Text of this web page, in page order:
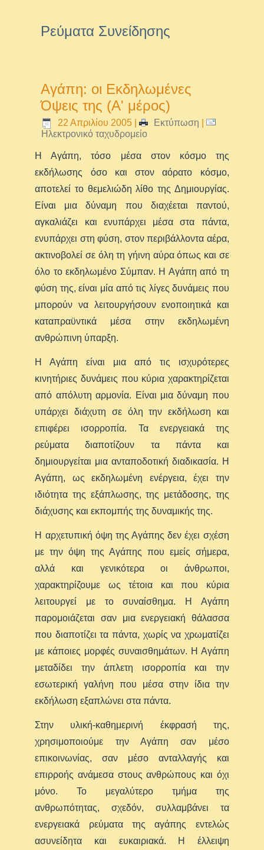
Ρεύματα Συνείδησης
Αγάπη: οι Εκδηλωμένες
Όψεις της (Α' μέρος)
22 Απριλίου 2005 | Εκτύπωση
Ηλεκτρονικό ταχυδρομείο
Η Αγάπη, τόσο μέσα στον κόσμο της
εκδήλωσης όσο και στον αόρατο κόσμο,
αποτελεί το θεμελιώδη λίθο της Δημιουργίας.
Eίναι μια δύναμη που διαχέεται παντού,
αγκαλιάζει και ενυπάρχει μέσα στα πάντα,
ενυπάρχει στη φύση, στον περιβάλλοντα αέρα,
ακτινοβολεί σε όλη τη γήινη αύρα όπως και σε
όλο το εκδηλωμένο Σύμπαν. Η Αγάπη από τη
φύση της, είναι μία από τις λίγες δυνάμεις που
μπορούν να λειτουργήσουν ενοποιητικά και
καταπραϋντικά μέσα στην εκδηλωμένη
ανθρώπινη ύπαρξη.
Η Αγάπη είναι μια από τις ισχυρότερες
κινητήριες δυνάμεις που κύρια χαρακτηρίζεται
από απόλυτη αρμονία. Είναι μια δύναμη που
υπάρχει διάχυτη σε όλη την εκδήλωση και
επιφέρει ισορροπία. Τα ενεργειακά της
ρεύματα διαποτίζουν τα πάντα και
δημιουργείται μια ανταποδοτική διαδικασία. Η
Αγάπη, ως εκδηλωμένη ενέργεια, έχει την
ιδιότητα της εξάπλωσης, της μετάδοσης, της
διάχυσης και εκπομπής της δυναμικής της.
Η αρχετυπική όψη της Αγάπης δεν έχει σχέση
με την όψη της Αγάπης που εμείς σήμερα,
αλλά και γενικότερα οι άνθρωποι,
χαρακτηρίζουμε ως τέτοια και που κύρια
λειτουργεί με το συναίσθημα. Η Αγάπη
παρομοιάζεται σαν μια ενεργειακή θάλασσα
που διαποτίζει τα πάντα, χωρίς να χρωματίζει
με κάποιες μορφές συναισθημάτων. Η Αγάπη
μεταδίδει την άπλετη ισορροπία και την
εσωτερική γαλήνη που μέσα στην ίδια την
εκδήλωση εξαπλώνει στα πάντα.
Στην υλική-καθημερινή έκφρασή της,
χρησιμοποιούμε την Αγάπη σαν μέσο
επικοινωνίας, σαν μέσο ανταλλαγής και
επιρροής ανάμεσα στους ανθρώπους και όχι
μόνο. Το μεγαλύτερο τμήμα της
ανθρωπότητας, σχεδόν, συλλαμβάνει τα
ενεργειακά ρεύματα της αγάπης εντελώς
ασυνείδητα και ευκαιριακά. Η έλλειψη